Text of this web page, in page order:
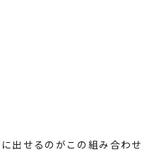
出せるのがこの組み合わせ